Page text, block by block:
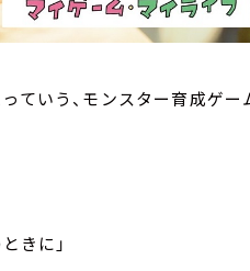
ていう、モンスター育成ゲー
きに」